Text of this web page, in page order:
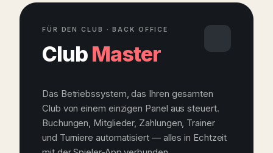
FÜR DEN CLUB · BACK OFFICE
ClubMaster
Das Betriebssystem, das Ihren gesamten
Club von einem einzigen Panel aus steuert.
Buchungen, Mitglieder, Zahlungen, Trainer
und Turniere automatisiert — alles in Echtzeit